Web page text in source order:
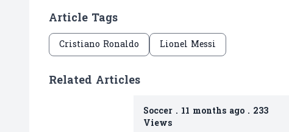
Article Tags
Cristiano Ronaldo Lionel Messi
Related Articles
Soccer. 11 months ago. 233
Views